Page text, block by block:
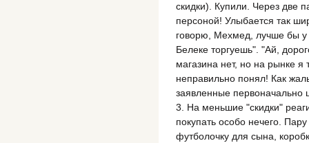
скидки). Купили. Через две
персоной! Улыбается так
говорю, Мехмед, лучше бы у
Белеке торгуешь". "Ай,
магазина нет, но на рынке
неправильно понял! Как
заявленные
3. На меньшие "скидки"
покупать особо нечего.
футболочку для сына,